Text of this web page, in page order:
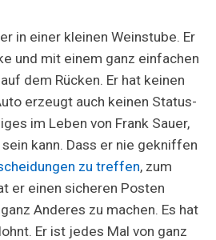
in einer kleinen Weinstube. Er
und mit einem ganz einfachen
dem Rücken. Er hat keinen
erzeugt auch keinen Status-
im Leben von Frank Sauer,
kann. Dass er nie gekniffen
zu treffen, zum
er einen sicheren Posten
Anderes zu machen. Es hat
Er ist jedes Mal von ganz